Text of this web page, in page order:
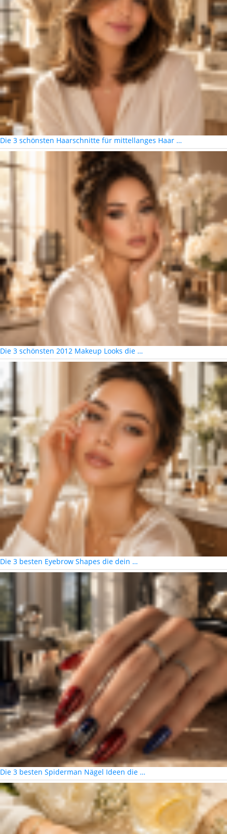
Die 3 schönsten Haarschnitte für mittellanges Haar …
Die 3 schönsten 2012 Makeup Looks die …
Die 3 besten Eyebrow Shapes die dein …
Die 3 besten Spiderman Nägel Ideen die …